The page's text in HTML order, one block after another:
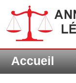
Accueil